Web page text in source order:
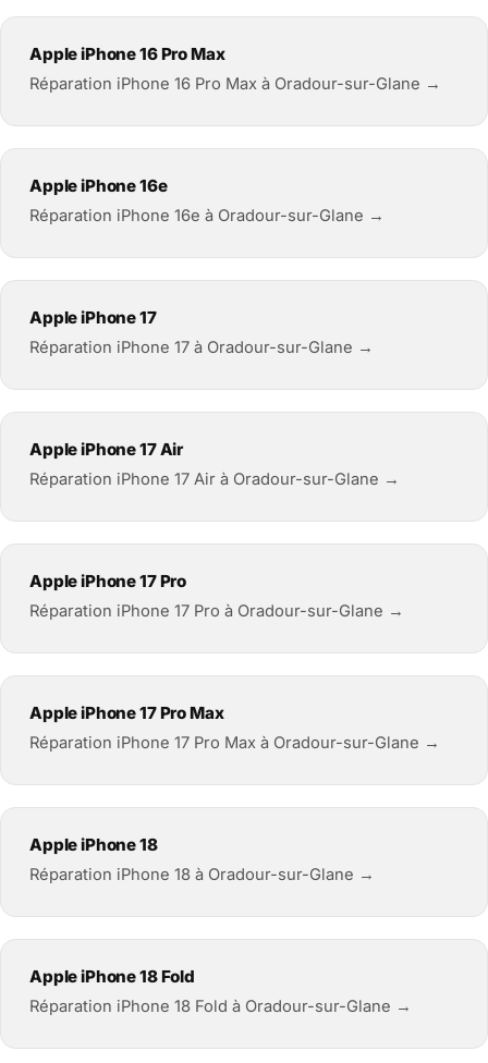
Apple iPhone 16 Pro Max
Réparation iPhone 16 Pro Max à Oradour-sur-Glane →
Apple iPhone 16e
Réparation iPhone 16e à Oradour-sur-Glane →
Apple iPhone 17
Réparation iPhone 17 à Oradour-sur-Glane →
Apple iPhone 17 Air
Réparation iPhone 17 Air à Oradour-sur-Glane →
Apple iPhone 17 Pro
Réparation iPhone 17 Pro à Oradour-sur-Glane →
Apple iPhone 17 Pro Max
Réparation iPhone 17 Pro Max à Oradour-sur-Glane →
Apple iPhone 18
Réparation iPhone 18 à Oradour-sur-Glane →
Apple iPhone 18 Fold
Réparation iPhone 18 Fold à Oradour-sur-Glane →